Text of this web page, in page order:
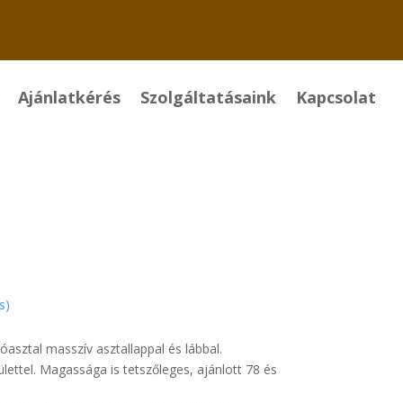
Ajánlatkérés Szolgáltatásaink Kapcsolat
masszív asztallappal és lábbal.
Magassága is tetszőleges, ajánlott 78 és